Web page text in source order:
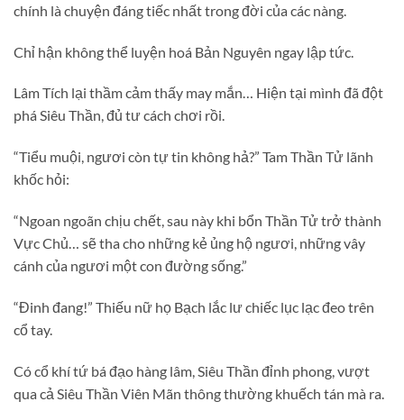
chính là chuyện đáng tiếc nhất trong đời của các nàng.
Chỉ hận không thể luyện hoá Bản Nguyên ngay lập tức.
Lâm Tích lại thầm cảm thấy may mắn… Hiện tại mình đã đột
phá Siêu Thần, đủ tư cách chơi rồi.
“Tiểu muội, ngươi còn tự tin không hả?” Tam Thần Tử lãnh
khốc hỏi:
“Ngoan ngoãn chịu chết, sau này khi bổn Thần Tử trở thành
Vực Chủ… sẽ tha cho những kẻ ủng hộ ngươi, những vây
cánh của ngươi một con đường sống.”
“Đinh đang!” Thiếu nữ họ Bạch lắc lư chiếc lục lạc đeo trên
cổ tay.
Có cổ khí tứ bá đạo hàng lâm, Siêu Thần đỉnh phong, vượt
qua cả Siêu Thần Viên Mãn thông thường khuếch tán mà ra.